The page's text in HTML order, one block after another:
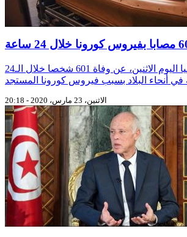
زووم - أعلنت إيطاليا اليوم الاثنين، عن وفاة 601 شخصا خلال الـ24
الاثنين، 23 مارس، 2020 - 20:18